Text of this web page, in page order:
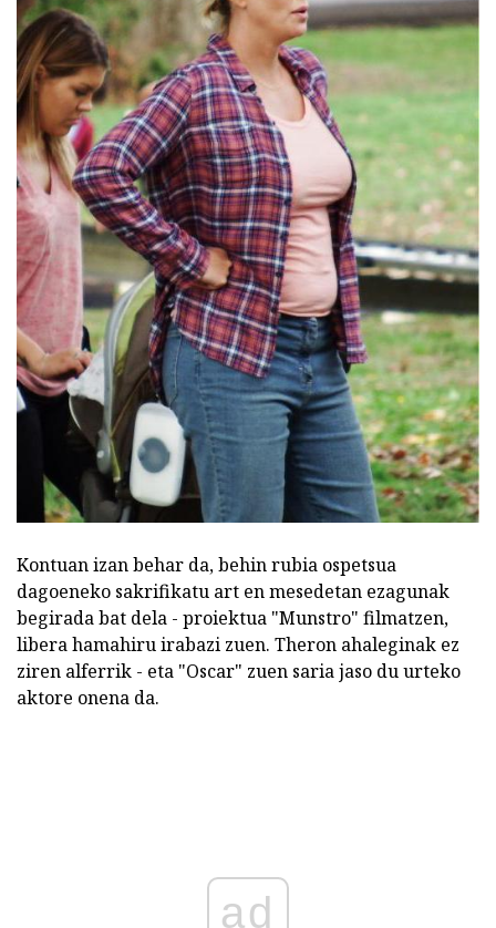
Kontuan izan behar da, behin rubia ospetsua
dagoeneko sakrifikatu art en mesedetan ezagunak
begirada bat dela - proiektua "Munstro" filmatzen,
libera hamahiru irabazi zuen. Theron ahaleginak ez
ziren alferrik - eta "Oscar" zuen saria jaso du urteko
aktore onena da.
ad